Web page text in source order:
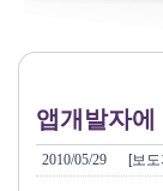
앱개발자
2010/05/29 [보